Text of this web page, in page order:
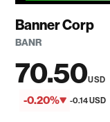
Banner Corp
BANR
70.50USD
-0.20% -0.14 USD